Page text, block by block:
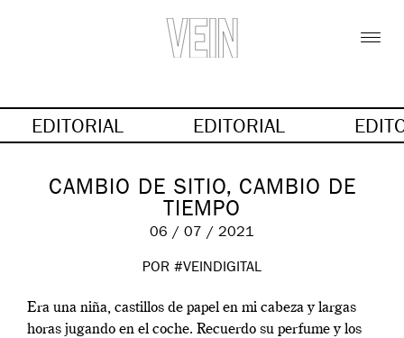
EDITORIAL EDITORIAL
CAMBIO DE SITIO, CAMBIO DE
TIEMPO
06 / 07 / 2021
POR #VEINDIGITAL
Era una niña, castillos de papel en mi cabeza y largas
horas jugando en el coche. Recuerdo su perfume y los